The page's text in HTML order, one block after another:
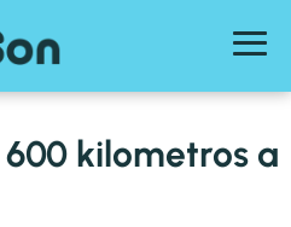
kilometros a